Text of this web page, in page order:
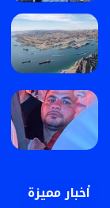
أخبار مميزة